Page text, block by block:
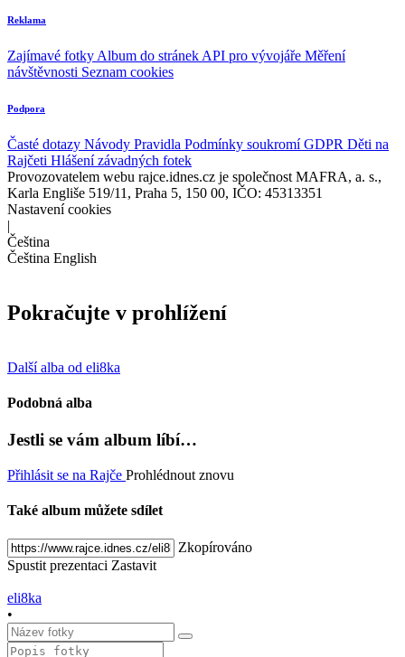
Reklama
Zajímavé fotky Album do stránek API pro vývojáře Měření
návštěvnosti Seznam cookies
Podpora
Časté dotazy Návody Pravidla Podmínky soukromíGDPR Děti na
Rajčeti Hlášení závadných fotek
Provozovatelem webu rajce.idnes.cz je společnost MAFRA, a. s.,
Karla Engliše 519/11, Praha 5, 150 00, IČO: 45313351
Nastavení cookies
|
Čeština
Čeština English
Pokračujte v prohlížení
Další alba od eli8ka
Podobná alba
Jestli se vám album líbí…
Přihlásit se na Rajče Prohlédnout znovu
Také album můžete sdílet
Zkopírováno
Spustit prezentaci Zastavit
eli8ka
•